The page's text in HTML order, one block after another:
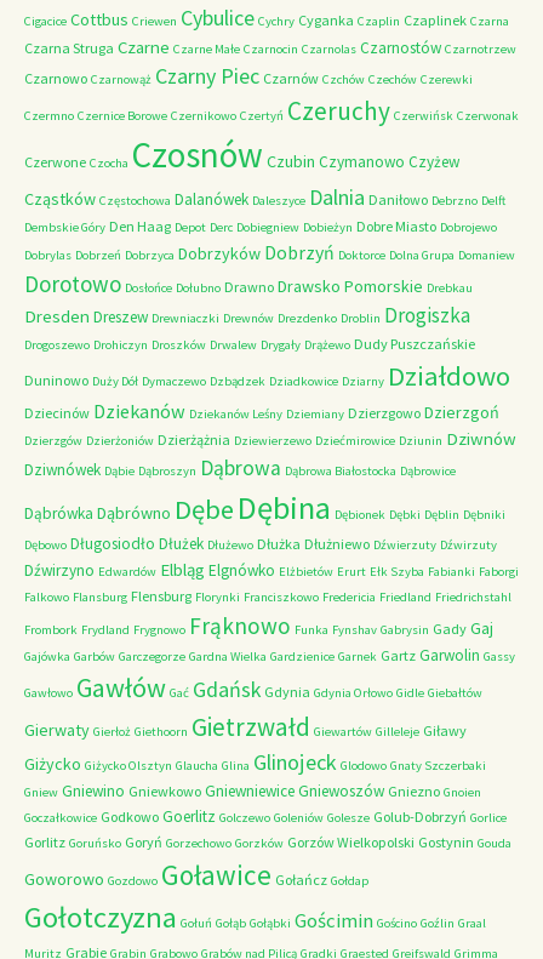
Cigacice Cottbus Criewen Cybulice Cychry Cyganka Czaplin Czaplinek Czarna
Czarna Struga Czarne Czarne Małe Czarnocin Czarnolas Czarnostów Czarnotrzew
Czarnowo Czarnowąż Czarny Piec Czarnów Czchów Czechów Czerewki
Czermno Czernice Borowe Czernikowo Czertyń Czeruchy Czerwińsk Czerwonak
Czerwone Czocha Czosnów Czubin Czymanowo Czyżew
Cząstków Częstochowa Dalanówek Daleszyce Dalnia Daniłowo Debrzno Delft
Dembskie Góry Den Haag Depot Derc Dobiegniew Dobieżyn Dobre Miasto Dobrojewo
Dobrylas Dobrzeń Dobrzyca Dobrzyków Dobrzyń Doktorce Dolna Grupa Domaniew
Dorotowo Dosłońce Dołubno Drawno Drawsko Pomorskie Drebkau
Dresden Dreszew Drewniaczki Drewnów Drezdenko Droblin Drogiszka
Drogoszewo Drohiczyn Droszków Drwalew Drygały Drążewo Dudy Puszczańskie
Duninowo Duży Dół Dymaczewo Dzbądzek Dziadkowice Dziarny Działdowo
Dziecinów Dziekanów Dziekanów Leśny Dziemiany Dzierzgowo Dzierzgoń
Dzierzgów Dzierżoniów Dzierżążnia Dziewierzewo Dziećmirowice Dziunin Dziwnów
Dziwnówek Dąbie Dąbroszyn Dąbrowa Dąbrowa Białostocka Dąbrowice
Dąbrówka Dąbrówno Dębe Dębina Dębionek Dębki Dęblin Dębniki
Dębowo Długosiodło Dłużek Dłużewo Dłużka Dłużniewo Dźwierzuty Dźwirzuty
Dźwirzyno Edwardów Elbląg Elgnówko Elżbietów Erurt Ełk Szyba Fabianki Faborgi
Falkowo Flansburg Flensburg Florynki Franciszkowo Fredericia Friedland Friedrichstahl
Frombork Frydland Frygnowo Frąknowo Funka Fynshav Gabrysin Gady Gaj
Gajówka Garbów Garczegorze Gardna Wielka Gardzienice Garnek Gartz Garwolin Gassy
Gawłowo Gawłów Gać Gdańsk Gdynia Gdynia Orłowo Gidle Giebałtów
Gierwaty Gierłoż Giethoorn Gietrzwałd Giewartów Gilleleje Giławy
Giżycko Giżycko Olsztyn Glaucha Glina Glinojeck Glodowo Gnaty Szczerbaki
Gniew Gniewino Gniewkowo GniewniewiceGniewoszów Gniezno Gnoien
Goczałkowice Godkowo Goerlitz Golczewo Goleniów Golesze Golub-Dobrzyń Gorlice
Gorlitz Goruńsko Goryń Gorzechowo Gorzków Gorzów Wielkopolski Gostynin Gouda
Goworowo Gozdowo Goławice Gołańcz Gołdap
Gołotczyzna Gołuń Gołąb Gołąbki Gościmin Gościno Goźlin Graal
Muritz Grabie Grabin Grabowo Grabów nad Pilicą Gradki Graested Greifswald Grimma